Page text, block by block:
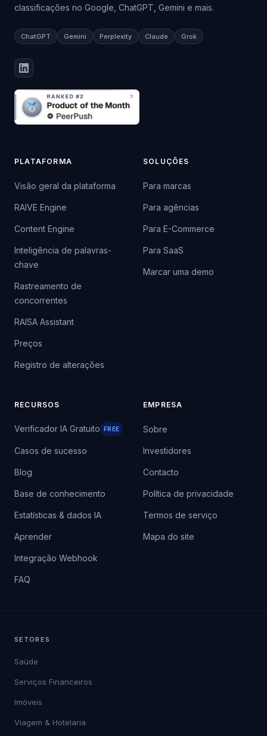
classificações no Google, ChatGPT, Gemini e mais.
ChatGPT Gemini Perplexity Claude Grok
PLATAFORMA
Visão geral da plataforma
RAIVE Engine
Content Engine
Inteligência de palavras-
chave
Rastreamento de
concorrentes
RAISA Assistant
Preços
Registro de alterações
SOLUÇÕES
Para marcas
Para agências
Para E-Commerce
Para SaaS
Marcar uma demo
RECURSOS
Verificador IA Gratuito FREE
Casos de sucesso
Blog
Base de conhecimento
Estatísticas & dados IA
Aprender
Integração Webhook
FAQ
EMPRESA
Sobre
Investidores
Contacto
Política de privacidade
Termos de serviço
Mapa do site
SETORES
Saúde
Serviços Financeiros
Imóveis
Viagem & Hotelaria